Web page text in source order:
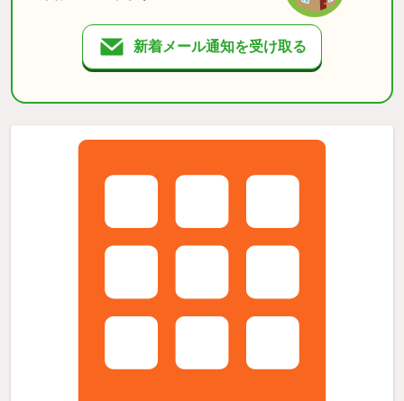
新着メール通知を受け取る